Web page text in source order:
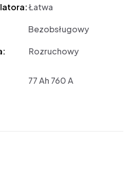
Łatwa
Bezobsługowy
Rozruchowy
77 Ah 760 A